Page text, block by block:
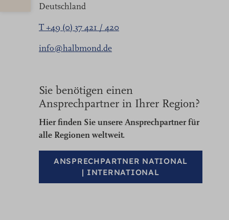
Deutschland
T +49 (0) 37 421 / 420
info@halbmond.de
Sie benötigen einen
Ansprechpartner in Ihrer Region?
Hier finden Sie unsere Ansprechpartner für
alle Regionen weltweit.
ANSPRECHPARTNER NATIONAL
| INTERNATIONAL